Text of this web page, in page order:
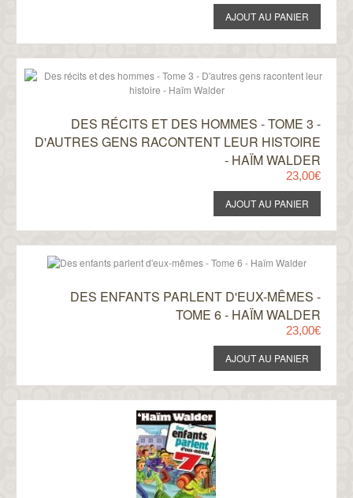
DES RÉCITS ET DES HOMMES - TOME 3 -
D'AUTRES GENS RACONTENT LEUR HISTOIRE
- HAÏM WALDER
23,00€
DES ENFANTS PARLENT D'EUX-MÊMES -
TOME 6 - HAÏM WALDER
23,00€